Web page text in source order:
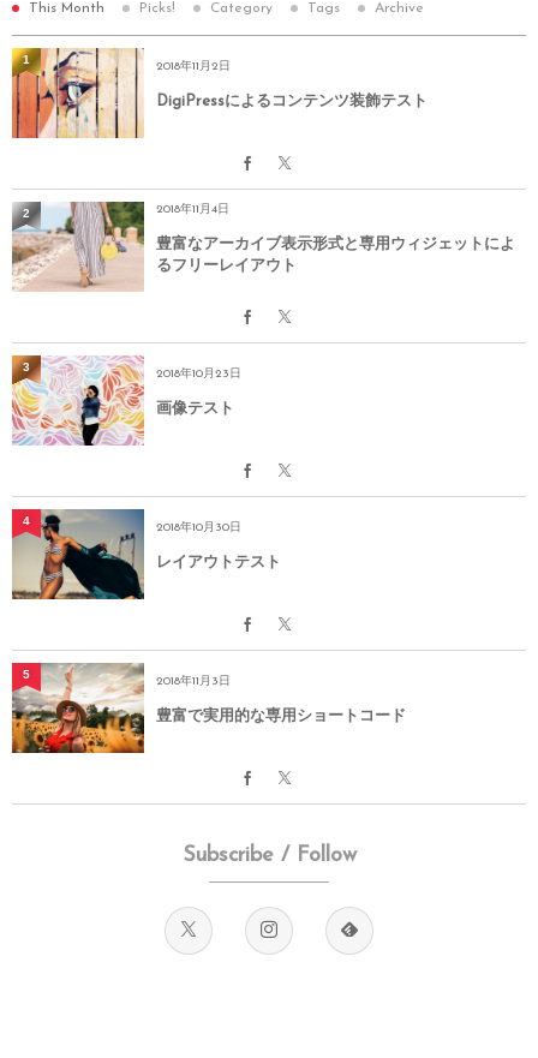
This Month Picks! Category Tags Archive
2018年11月2日
DigiPressによるコンテンツ装飾テスト
1
2018年11月4日
豊富なアーカイブ表示形式と専用ウィジェットによ
るフリーレイアウト
2
2018年10月23日
画像テスト
3
2018年10月30日
レイアウトテスト
4
2018年11月3日
豊富で実用的な専用ショートコード
5
Subscribe / Follow